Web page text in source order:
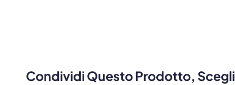
Condividi Questo Prodotto,